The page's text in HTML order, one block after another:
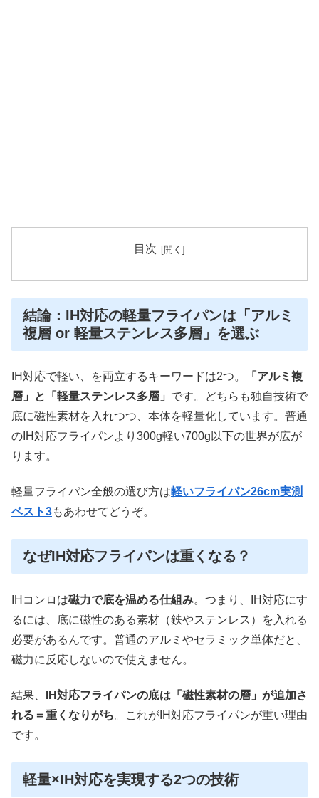
目次
結論：IH対応の軽量フライパンは「アルミ
複層 or 軽量ステンレス多層」を選ぶ
IH対応で軽い、を両立するキーワードは2つ。
「アルミ複
層」と「軽量ステンレス多層」 です。どちらも独自技術で
底に磁性素材を入れつつ、本体を軽量化しています。普通
のIH対応フライパンより300g軽い700g以下の世界が広が
ります。
軽量フライパン全般の選び方は軽いフライパン26cm実測
ベスト3もあわせてどうぞ。
なぜIH対応フライパンは重くなる？
IHコンロは磁力で底を温める仕組み。つまり、IH対応にす
るには、底に磁性のある素材（鉄やステンレス）を入れる
必要があるんです。普通のアルミやセラミック単体だと、
磁力に反応しないので使えません。
結果、
IH対応フライパンの底は「磁性素材の層」が追加さ
れる＝重くなりがち。これがIH対応フライパンが重い理由
です。
軽量×IH対応を実現する2つの技術